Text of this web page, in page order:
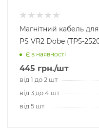
Магнітний кабель
PS VR2 Dobe (TP5-
Є в наявності
445 грн./шт
від 1 до 2 шт
від 3 до 4 шт
від 5 шт